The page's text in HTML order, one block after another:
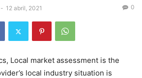
- 12 abril, 2021 0
Local market assessment is the
local industry situation is